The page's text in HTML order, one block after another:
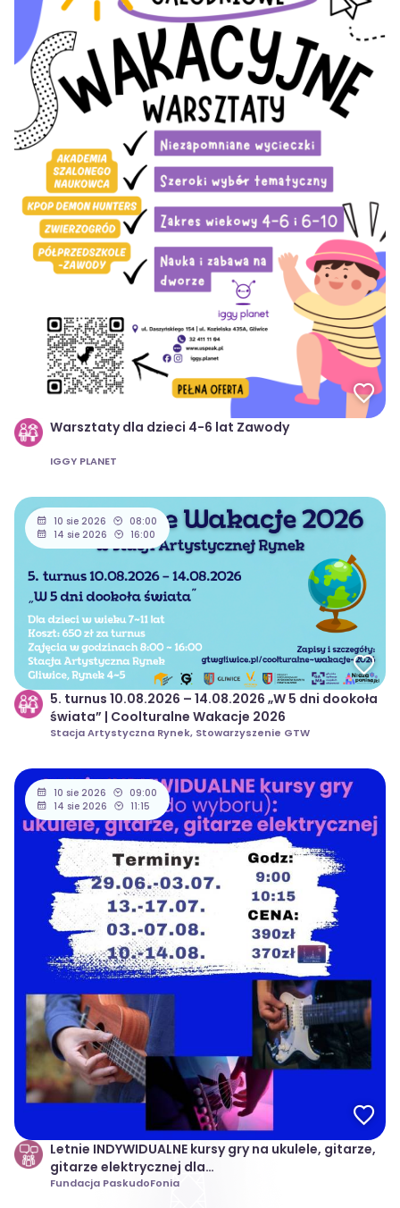
Warsztaty dla dzieci 4-6 lat Zawody
IGGY PLANET
10 sie 2026
08:00
14 sie 2026
16:00
5. turnus 10.08.2026 – 14.08.2026 „W 5 dni dookoła
świata” | Coolturalne Wakacje 2026
Stacja Artystyczna Rynek, Stowarzyszenie GTW
10 sie 2026
09:00
14 sie 2026
11:15
Letnie INDYWIDUALNE kursy gry na ukulele, gitarze,
gitarze elektrycznej dla
dzieci/młodzieży/dorosłych
Fundacja PaskudoFonia